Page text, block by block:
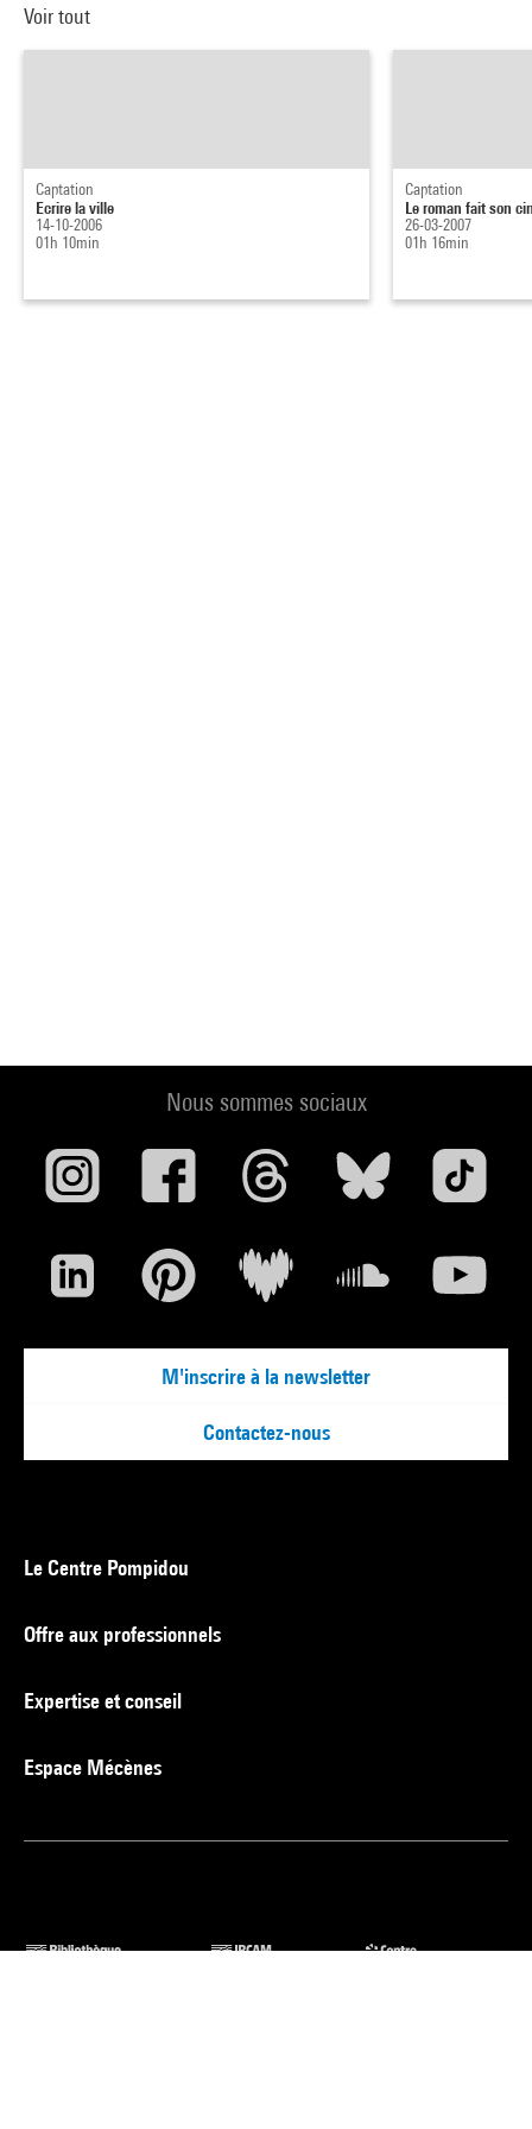
Voir tout
Captation
Ecrire la ville
14-10-2006
01h 10min
Captation
Le roman fait son
26-03-2007
01h 16min
Nous sommes sociaux
M'inscrire à la newsletter
Contactez-nous
Le Centre Pompidou
Offre aux professionnels
Expertise et conseil
Espace Mécènes